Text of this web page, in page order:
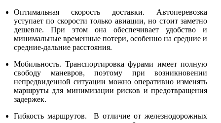
Оптимальная скорость доставки. Автоперевозка
уступает по скорости только авиации, но стоит заметно
дешевле. При этом она обеспечивает удобство и
минимальные временные потери, особенно на средние и
средние-дальние расстояния.
Мобильность. Транспортировка фурами имеет полную
свободу маневров, поэтому при возникновении
непредвиденной ситуации можно оперативно изменять
маршруты для минимизации рисков и предотвращения
задержек.
Гибкость маршрутов. В отличие от железнодорожных